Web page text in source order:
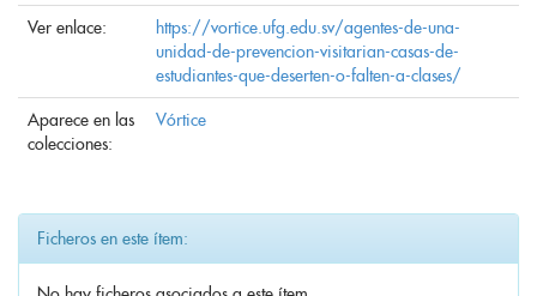
Ver enlace:
https://vortice.ufg.edu.sv/agentes-de-una-
unidad-de-prevencion-visitarian-casas-de-
estudiantes-que-deserten-o-falten-a-clases/
Aparece en las
colecciones:
Vórtice
Ficheros en este ítem: